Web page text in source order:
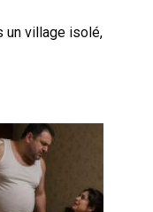
un village isolé,